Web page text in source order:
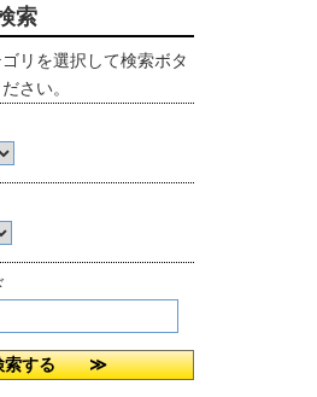
索
リを選択して検索ボタ
さい。